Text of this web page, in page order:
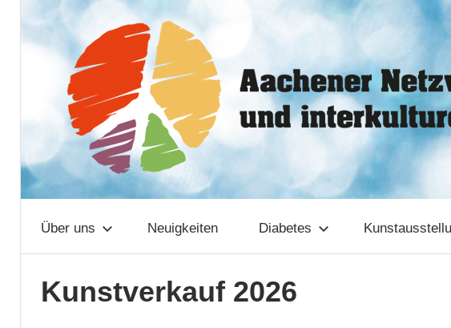
springen
Aachener
Netzwerk
Über uns Neuigkeiten Diabetes
Kunstverkauf 2026